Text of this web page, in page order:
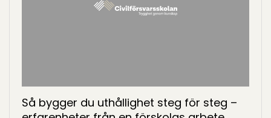
Så bygger du uthållighet steg för steg –